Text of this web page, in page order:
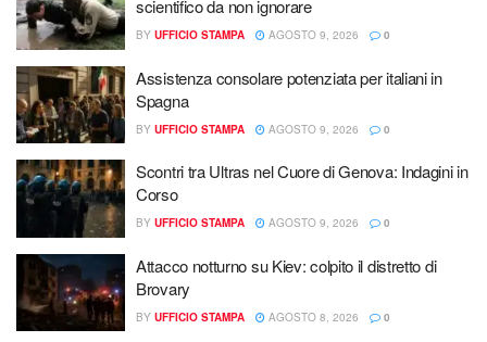
scientifico da non ignorare
BY UFFICIO STAMPA AGOSTO 9, 2026 0
Assistenza consolare potenziata per italiani in
Spagna
BY UFFICIO STAMPA AGOSTO 9, 2026 0
Scontri tra Ultras nel Cuore di Genova: Indagini in
Corso
BY UFFICIO STAMPA AGOSTO 9, 2026 0
Attacco notturno su Kiev: colpito il distretto di
Brovary
BY UFFICIO STAMPA AGOSTO 8, 2026 0